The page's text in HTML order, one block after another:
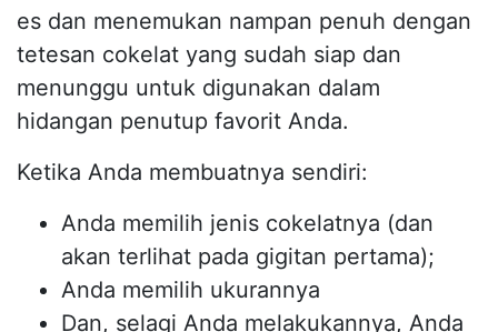
es dan menemukan nampan penuh dengan
tetesan cokelat yang sudah siap dan
menunggu untuk digunakan dalam
hidangan penutup favorit Anda.
Ketika Anda membuatnya sendiri:
Anda memilih jenis cokelatnya (dan
akan terlihat pada gigitan pertama);
Anda memilih ukurannya
Dan, selagi Anda melakukannya, Anda